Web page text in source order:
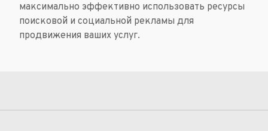
максимально эффективно использовать ресурсы
поисковой и социальной рекламы для
продвижения ваших услуг.